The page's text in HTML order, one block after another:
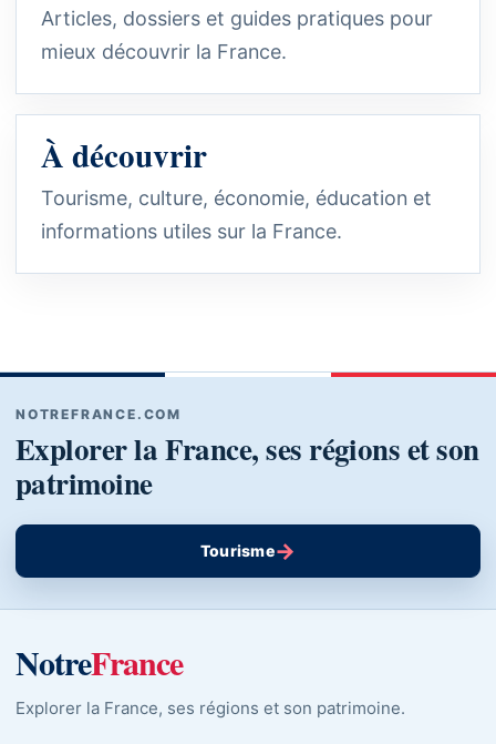
Articles, dossiers et guides pratiques pour
mieux découvrir la France.
À découvrir
Tourisme, culture, économie, éducation et
informations utiles sur la France.
NOTREFRANCE.COM
Explorer la France, ses régions et son
patrimoine
Tourisme→
NotreFrance
Explorer la France, ses régions et son patrimoine.